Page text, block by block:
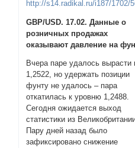
GBP/USD. 17.02. Данные о
розничных продажах
оказывают давление на
Вчера паре удалось вырасти
1,2522, но удержать позиции
фунту не удалось – пара
откатилась к уровню 1,2488.
Сегодня ожидается выход
статистики из
Пару дней назад было
зафиксировано снижение